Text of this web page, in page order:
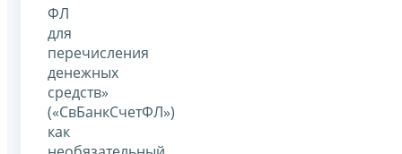
ФЛ
для
перечисления
денежных
средств»
(«СвБанкСчетФЛ»)
как